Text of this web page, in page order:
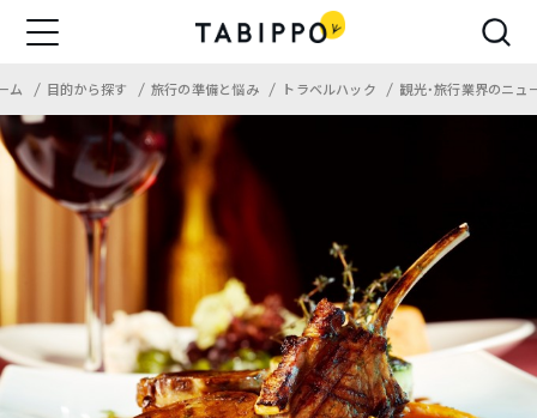
ム 目的から探す 旅行の準備と悩み トラベルハック 観光・旅行業界のニュ